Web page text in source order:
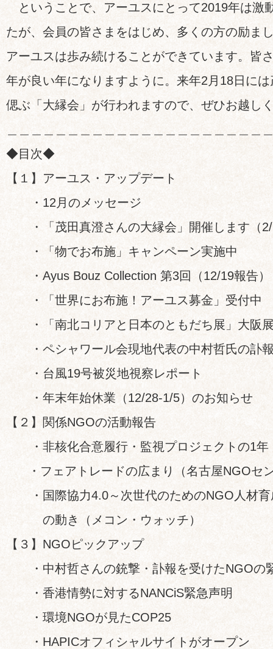
ということで、アーユスにとって2019年は激
たが、会員の皆さまをはじめ、多くの方の励ま
アーユスは歩み続けることができています。皆
年が良い年になりますように。来年2月18日に
偲ぶ「大縁会」が行われますので、ぜひお越し
◆目次◆
【１】アーユス・アップデート
・12月のメッセージ
・「茂田真澄さんの大縁会」開催します（2/
・「物でお布施」キャンペーン実施中
・Ayus Bouz Collection 第3回（12/19報告）
・「世界にお布施！アーユス募金」受付中
・「南北コリアと日本のともだち展」大阪
・ペシャワール会現地代表の中村哲氏の訃
・台風19号被災地視察レポート
・年末年始休業（12/28-1/5）のお知らせ
【２】関係NGOの活動報告
・非核化合意履行・監視プロジェクトの1年
・フェアトレードの広まり（名古屋NGOセ
・国際協力4.0～次世代のためのNGO人材育
の動き（メコン・ウォッチ）
【３】NGOピックアップ
・中村哲さんの銃撃・訃報を受けたNGOの
・香港情勢に対するNANCiS緊急声明
・環境NGOが見たCOP25
・HAPICオフィシャルサイトがオープン